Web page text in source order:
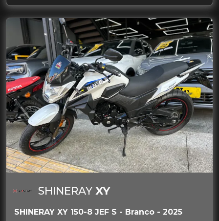
SHINERAY XY
SHINERAY XY 150-8 JEF S - Branco - 2025